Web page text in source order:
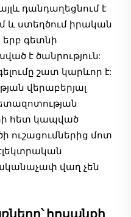
դանդաղեցնում է
ստեղծում իրական
երբ գետնի
է ծանրություն:
շատ կարևոր է:
վերաբերյալ
հետ կապված
ուշացումներից մոտ
վաղ չեն